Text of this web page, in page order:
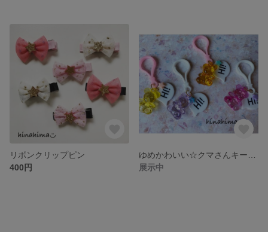
リボンクリップピン
400円
展示中